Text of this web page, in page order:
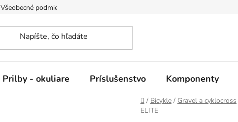
Všeobecné podmienky nájmu
Prilby - okuliare Príslušenstvo Komponenty
Domov
/ Bicykle / Gravel a cyklocross
ELITE